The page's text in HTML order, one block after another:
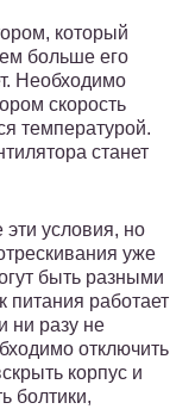
который
больше его
Необходимо
скорость
температурой.
станет
условия, но
уже
быть разными
питания работает
ни разу не
отключить
корпус и
болтики,